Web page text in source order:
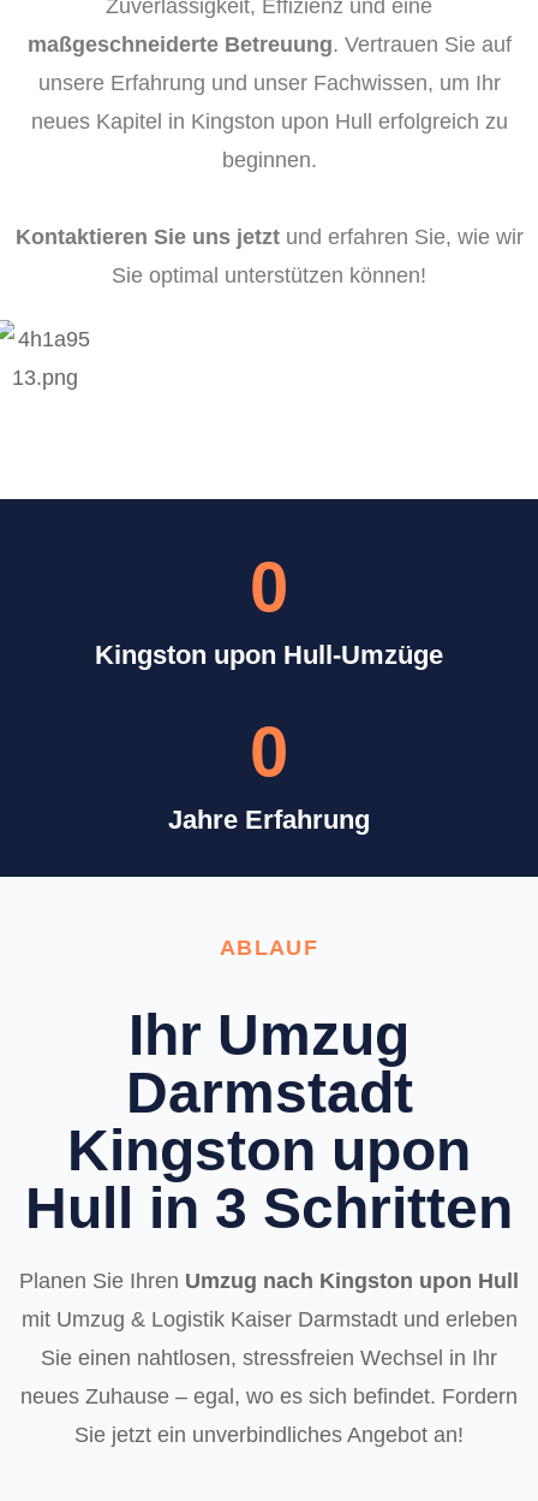
Zuverlässigkeit, Effizienz und eine
maßgeschneiderte Betreuung. Vertrauen Sie auf
unsere Erfahrung und unser Fachwissen, um Ihr
neues Kapitel in Kingston upon Hull erfolgreich zu
beginnen.
Kontaktieren Sie uns jetztund erfahren Sie, wie wir
Sie optimal unterstützen können!
Kingston upon Hull-Umzüge
0
Jahre Erfahrung
0
ABLAUF
Ihr Umzug
Darmstadt
Kingston upon
Hull in 3 Schritten
Planen Sie Ihren Umzug nach Kingston upon Hull
mit Umzug & Logistik Kaiser Darmstadt und erleben
Sie einen nahtlosen, stressfreien Wechsel in Ihr
neues Zuhause – egal, wo es sich befindet. Fordern
Sie jetzt ein unverbindliches Angebot an!